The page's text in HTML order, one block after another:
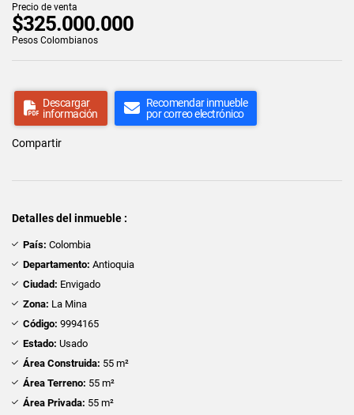
Precio de venta
$325.000.000
Pesos Colombianos
Descargar
información
Recomendar inmueble
por correo electrónico
Compartir
Detalles del inmueble :
País: Colombia
Departamento: Antioquia
Ciudad: Envigado
Zona: La Mina
Código: 9994165
Estado: Usado
Área Construida: 55 m²
Área Terreno: 55 m²
Área Privada: 55 m²